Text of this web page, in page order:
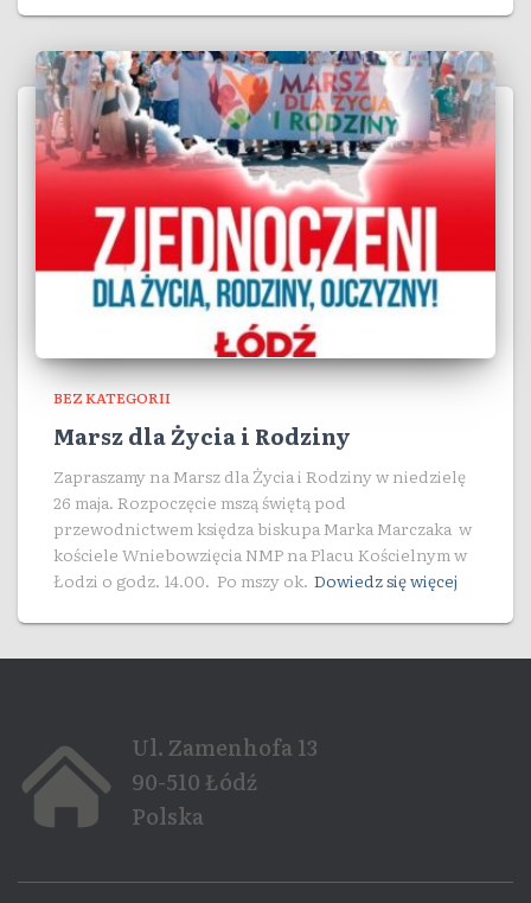
BEZ KATEGORII
Marsz dla Życia i Rodziny
Zapraszamy na Marsz dla Życia i Rodziny w niedzielę
26 maja. Rozpoczęcie mszą świętą pod
przewodnictwem księdza biskupa Marka Marczaka w
kościele Wniebowzięcia NMP na Placu Kościelnym w
Łodzi o godz. 14.00. Po mszy ok. Dowiedz się więcej
Ul. Zamenhofa 13
90-510 Łódź
Polska